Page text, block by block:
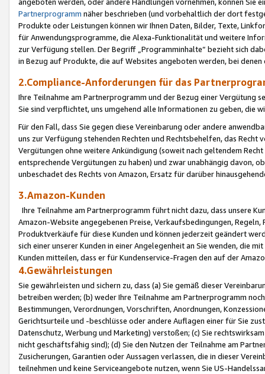
Partnerprogramm näher beschrieben (und vorbehaltlich der dort
Produkte oder Leistungen können wir Ihnen Daten, Bilder, Texte,
für Anwendungsprogramme, die Alexa-Funktionalität und weitere
zur Verfügung stellen. Der Begriff „Programminhalte“ bezieht sich
in Bezug auf Produkte, die auf Websites angeboten werden, bei
2.Compliance-Anforderungen für das
Ihre Teilnahme am Partnerprogramm und der Bezug einer Vergütung
Sie sind verpflichtet, uns umgehend alle Informationen zu geben, die
Für den Fall, dass Sie gegen diese Vereinbarung oder andere
uns zur Verfügung stehenden Rechten und Rechtsbehelfen, das
Vergütungen ohne weitere Ankündigung (soweit nach geltendem
entsprechende Vergütungen zu haben) und zwar unabhängig davon,
unbeschadet des Rechts von Amazon, Ersatz für darüber
3.Amazon-Kunden
Ihre Teilnahme am Partnerprogramm führt nicht dazu, dass unsere
Amazon-Website angegebenen Preise, Verkaufsbedingungen,
Produktverkäufe für diese Kunden und können jederzeit geändert
sich einer unserer Kunden in einer Angelegenheit an Sie wenden, die
Kunden mitteilen, dass er für Kundenservice-Fragen den auf der
4.Gewährleistungen
Sie gewährleisten und sichern zu, dass (a) Sie gemäß dieser
betreiben werden; (b) weder Ihre Teilnahme am Partnerprogramm
Bestimmungen, Verordnungen, Vorschriften, Anordnungen,
Gerichtsurteile und -beschlüsse oder andere Auflagen einer für Sie
Datenschutz, Werbung und Marketing) verstoßen; (c) Sie
nicht geschäftsfähig sind); (d) Sie den Nutzen der Teilnahme am
Zusicherungen, Garantien oder Aussagen verlassen, die in dieser
teilnehmen und keine Serviceangebote nutzen, wenn Sie US-